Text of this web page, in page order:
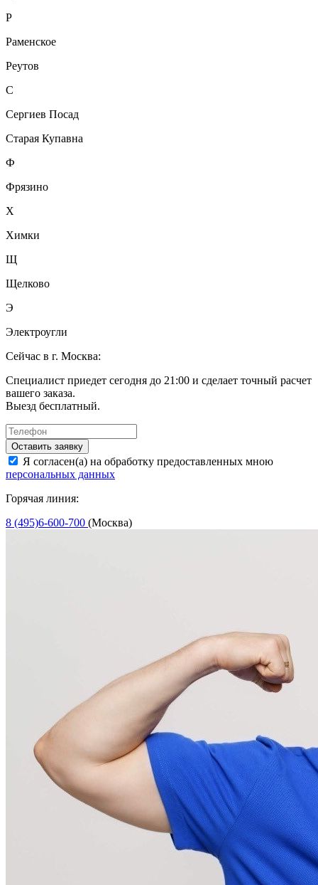
Р
Раменское
Реутов
С
Сергиев Посад
Старая Купавна
Ф
Фрязино
Х
Химки
Щ
Щелково
Э
Электроугли
Сейчас в г. Москва:
Специалист приедет сегодня до 21:00 и сделает точный расчет
вашего заказа.
Выезд бесплатный.
Оставить заявку
Я согласен(а) на обработку предоставленных мною
персональных данных
Горячая линия:
8 (495)6-600-700 (Москва)